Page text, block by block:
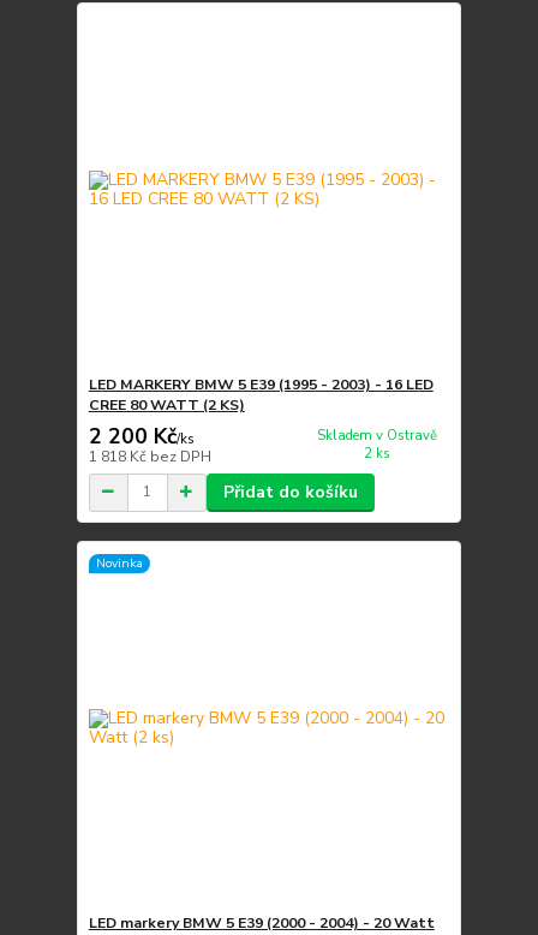
LED MARKERY BMW 5 E39 (1995 - 2003) - 16 LED
CREE 80 WATT (2 KS)
2 200 Kč/ks
1 818 Kč bez DPH
Skladem v Ostravě
2 ks
Přidat do košíku
Novinka
LED markery BMW 5 E39 (2000 - 2004) - 20 Watt